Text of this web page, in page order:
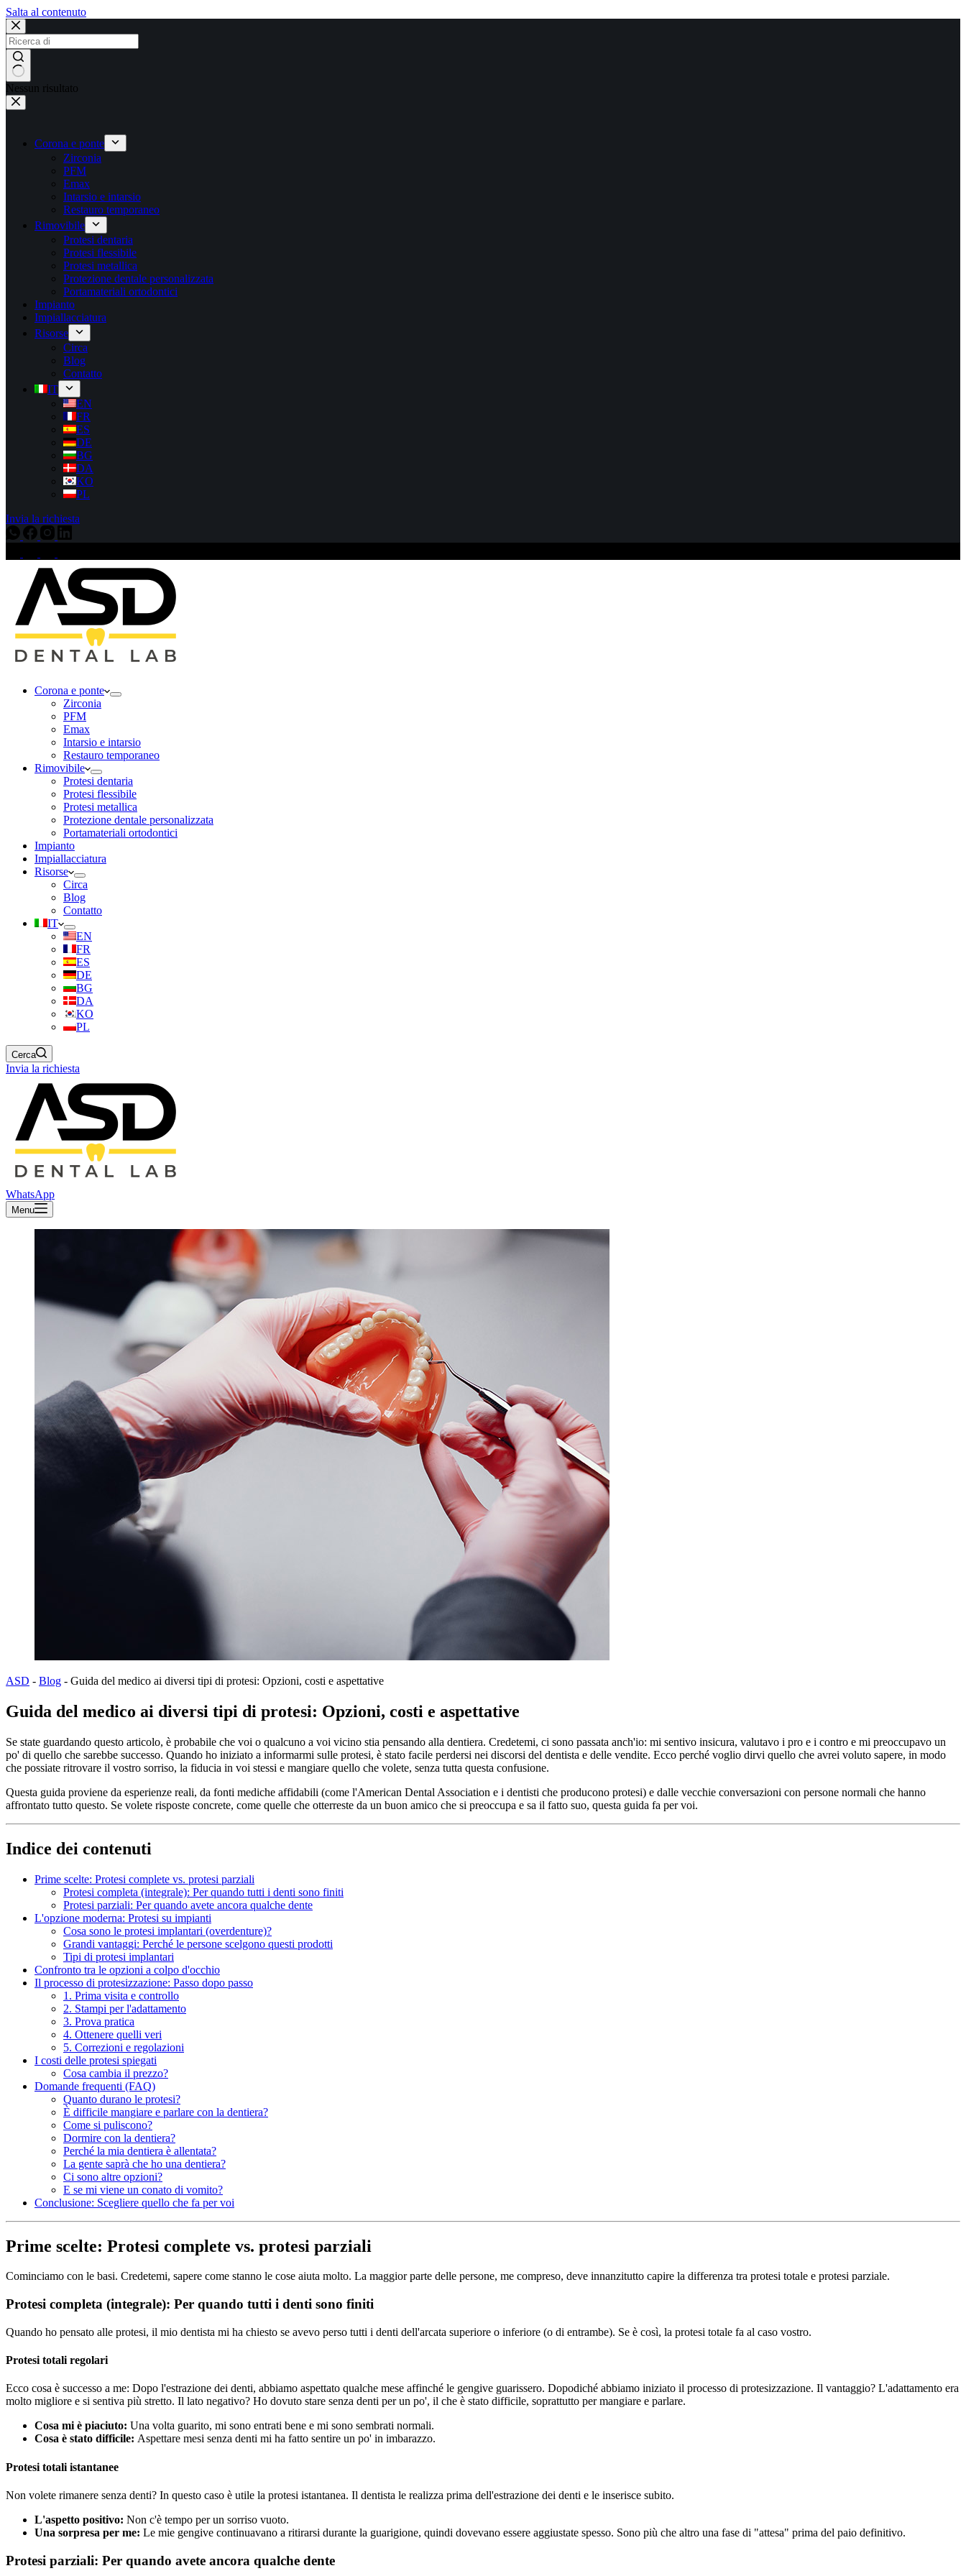
Salta al contenuto
Nessun risultato
Corona e ponte
Zirconia
PFM
Emax
Intarsio e intarsio
Restauro temporaneo
Rimovibile
Protesi dentaria
Protesi flessibile
Protesi metallica
Protezione dentale personalizzata
Portamateriali ortodontici
Impianto
Impiallacciatura
Risorse
Circa
Blog
Contatto
IT
EN
FR
ES
DE
BG
DA
KO
PL
Invia la richiesta
Corona e ponte
Zirconia
PFM
Emax
Intarsio e intarsio
Restauro temporaneo
Rimovibile
Protesi dentaria
Protesi flessibile
Protesi metallica
Protezione dentale personalizzata
Portamateriali ortodontici
Impianto
Impiallacciatura
Risorse
Circa
Blog
Contatto
IT
EN
FR
ES
DE
BG
DA
KO
PL
Cerca
Invia la richiesta
WhatsApp
Menu
ASD - Blog - Guida del medico ai diversi tipi di protesi: Opzioni, costi e aspettative
Guida del medico ai diversi tipi di protesi: Opzioni, costi e aspettative
Se state guardando questo articolo, è probabile che voi o qualcuno a voi vicino stia pensando alla dentiera. Credetemi, ci sono passata anch'io: mi sentivo insicura, valutavo i pro e i contro e mi preoccupavo un
po' di quello che sarebbe successo. Quando ho iniziato a informarmi sulle protesi, è stato facile perdersi nei discorsi del dentista e delle vendite. Ecco perché voglio dirvi quello che avrei voluto sapere, in modo
che possiate ritrovare il vostro sorriso, la fiducia in voi stessi e mangiare quello che volete, senza tutta questa confusione.
Questa guida proviene da esperienze reali, da fonti mediche affidabili (come l'American Dental Association e i dentisti che producono protesi) e dalle vecchie conversazioni con persone normali che hanno
affrontato tutto questo. Se volete risposte concrete, come quelle che otterreste da un buon amico che si preoccupa e sa il fatto suo, questa guida fa per voi.
Indice dei contenuti
Prime scelte: Protesi complete vs. protesi parziali
Protesi completa (integrale): Per quando tutti i denti sono finiti
Protesi parziali: Per quando avete ancora qualche dente
L'opzione moderna: Protesi su impianti
Cosa sono le protesi implantari (overdenture)?
Grandi vantaggi: Perché le persone scelgono questi prodotti
Tipi di protesi implantari
Confronto tra le opzioni a colpo d'occhio
Il processo di protesizzazione: Passo dopo passo
1. Prima visita e controllo
2. Stampi per l'adattamento
3. Prova pratica
4. Ottenere quelli veri
5. Correzioni e regolazioni
I costi delle protesi spiegati
Cosa cambia il prezzo?
Domande frequenti (FAQ)
Quanto durano le protesi?
È difficile mangiare e parlare con la dentiera?
Come si puliscono?
Dormire con la dentiera?
Perché la mia dentiera è allentata?
La gente saprà che ho una dentiera?
Ci sono altre opzioni?
E se mi viene un conato di vomito?
Conclusione: Scegliere quello che fa per voi
Prime scelte: Protesi complete vs. protesi parziali
Cominciamo con le basi. Credetemi, sapere come stanno le cose aiuta molto. La maggior parte delle persone, me compreso, deve innanzitutto capire la differenza tra protesi totale e protesi parziale.
Protesi completa (integrale): Per quando tutti i denti sono finiti
Quando ho pensato alle protesi, il mio dentista mi ha chiesto se avevo perso tutti i denti dell'arcata superiore o inferiore (o di entrambe). Se è così, la protesi totale fa al caso vostro.
Protesi totali regolari
Ecco cosa è successo a me: Dopo l'estrazione dei denti, abbiamo aspettato qualche mese affinché le gengive guarissero. Dopodiché abbiamo iniziato il processo di protesizzazione. Il vantaggio? L'adattamento era
molto migliore e si sentiva più stretto. Il lato negativo? Ho dovuto stare senza denti per un po', il che è stato difficile, soprattutto per mangiare e parlare.
Cosa mi è piaciuto: Una volta guarito, mi sono entrati bene e mi sono sembrati normali.
Cosa è stato difficile: Aspettare mesi senza denti mi ha fatto sentire un po' in imbarazzo.
Protesi totali istantanee
Non volete rimanere senza denti? In questo caso è utile la protesi istantanea. Il dentista le realizza prima dell'estrazione dei denti e le inserisce subito.
L'aspetto positivo: Non c'è tempo per un sorriso vuoto.
Una sorpresa per me: Le mie gengive continuavano a ritirarsi durante la guarigione, quindi dovevano essere aggiustate spesso. Sono più che altro una fase di "attesa" prima del paio definitivo.
Protesi parziali: Per quando avete ancora qualche dente